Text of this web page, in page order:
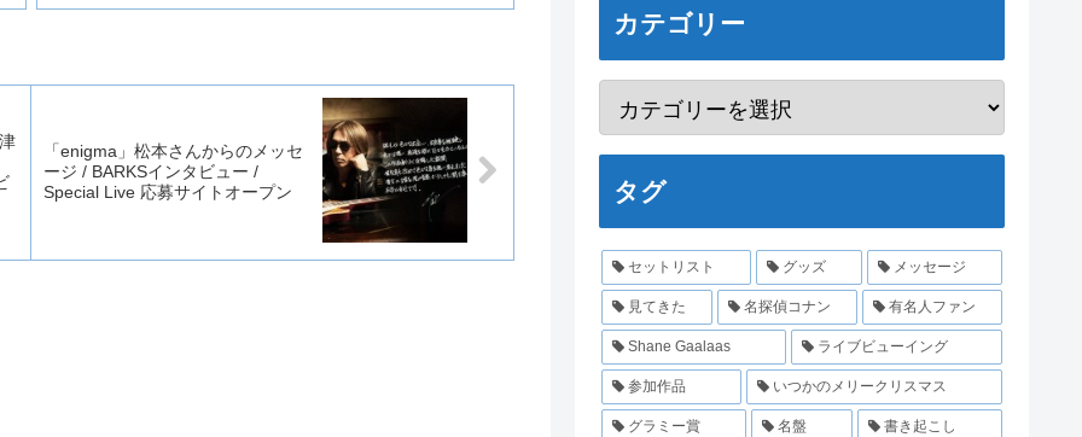
「enigma」松本さんからのメッセ
ージ / BARKSインタビュー /
Special Live 応募サイトオープン
カテゴリー
タグ
セットリスト グッズ メッセージ
見てきた 名探偵コナン 有名人ファン
Shane Gaalaas ライブビューイング
参加作品 いつかのメリークリスマス
グラミー賞 名盤 書き起こし